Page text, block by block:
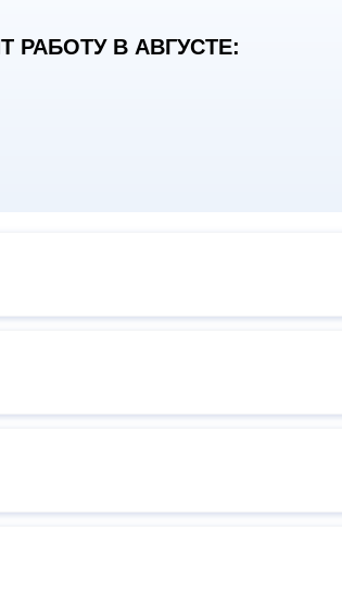
РАБОТУ В АВГУСТЕ: